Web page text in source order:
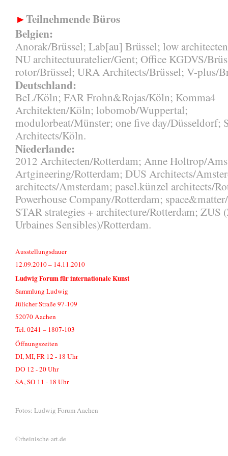
►Teilnehmende Büros
Belgien:
Anorak/Brüssel; Lab[au] Brüssel; low
NU architectuuratelier/Gent; Office KGDVS/
rotor/Brüssel; URA Architects/Brüssel; V-plus/
Deutschland:
BeL/Köln; FAR Frohn&Rojas/Köln; Komma4
Architekten/Köln; lobomob/Wuppertal;
modulorbeat/Münster; one five day/Düsseldorf;
Architects/Köln.
Niederlande:
2012 Architecten/Rotterdam; Anne Holtrop/
Artgineering/Rotterdam; DUS Architects/
architects/Amsterdam; pasel.künzel architects/
Powerhouse Company/Rotterdam;
STAR strategies + architecture/Rotterdam; ZUS
Urbaines Sensibles)/Rotterdam.
Ausstellungsdauer
12.09.2010 – 14.11.2010
Ludwig Forum für internationale Kunst
Sammlung Ludwig
Jülicher Straße 97-109
52070 Aachen
Tel. 0241 – 1807-103
Öffnungszeiten
DI, MI, FR 12 - 18 Uhr
DO 12 - 20 Uhr
SA, SO 11 - 18 Uhr
Fotos: Ludwig Forum Aachen
©rheinische-art.de